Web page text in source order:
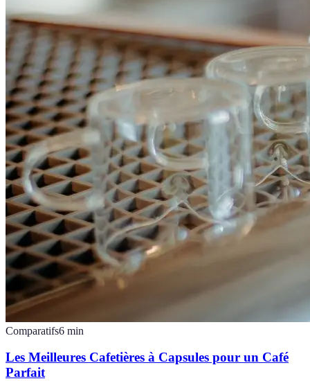
Comparatifs6 min
Les Meilleures Cafetières à Capsules pour un Café
Parfait